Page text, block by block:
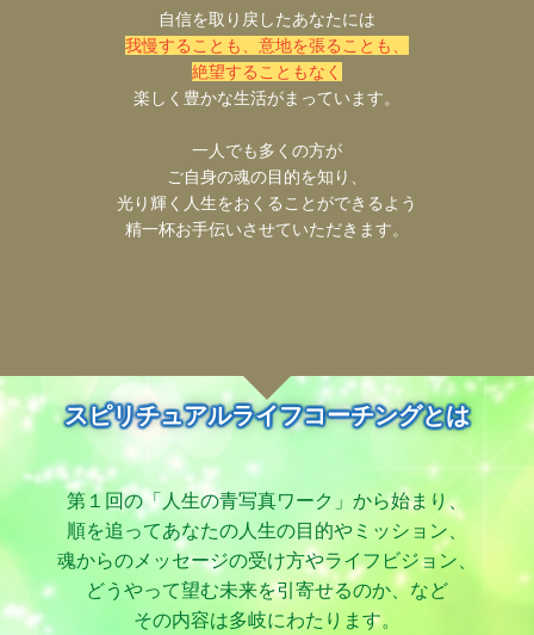
自信を取り戻したあなたには
我慢することも、意地を張ることも、
絶望することもなく
楽しく豊かな生活がまっています。
一人でも多くの方が
ご自身の魂の目的を知り、
光り輝く人生をおくることができるよう
精一杯お手伝いさせていただきます。
スピリチュアルライフコーチングとは
第１回の「人生の青写真ワーク」から始まり、
順を追ってあなたの人生の目的やミッション、
魂からのメッセージの受け方やライフビジョン、
どうやって望む未来を引寄せるのか、など
その内容は多岐にわたります。